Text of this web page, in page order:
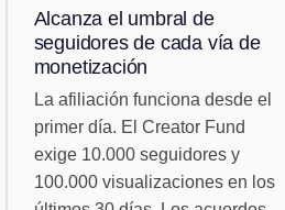
Alcanza el umbral de
seguidores de cada vía de
monetización
La afiliación funciona desde el
primer día. El Creator Fund
exige 10.000 seguidores y
100.000 visualizaciones en los